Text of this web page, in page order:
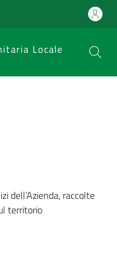
Locale
dell’Azienda, raccolte
territorio